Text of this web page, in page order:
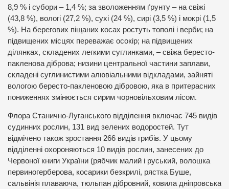
8,9 % і субори – 1,4 %; за зволоженням ґрунту – на свіжі
(43,8 %), вологі (27,2 %), сухі (24 %), сирі (3,5 %) і мокрі (1,5
%). На берегових піщаних косах ростуть тополі і верби; на
підвищених місцях переважає осокір; на підвищених
ділянках, складених легкими суглинками, – свіжа бересто-
пакленова діброва; низини центральної частини заплави,
складені суглинистими алювіальними відкладами, зайняті
вологою бересто-пакленовою дібровою, яка в притерасних
пониженнях змінюється сирим чорновільховим лісом.
Флора Станично-Луганського відділення включає 745 видів
судинних рослин, 131 вид зелених водоростей. Тут
відмічено також зростання 266 видів грибів. У цьому
відділенні охороняються 10 видів рослин, занесених до
Червоної книги України (рябчик малий і руський, волошка
первиногерберова, косарики безкрилі, рястка Буше,
сальвінія плаваюча, тюльпан дібровний, ковила дніпровська